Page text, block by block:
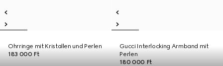
Ohrringe mit Kristallen und Perlen
183 000 Ft
Gucci Interlocking Armband mit
Perlen
180 000 Ft